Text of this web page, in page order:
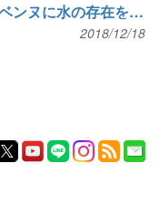
オシリス・レックス、早速ベンヌに水の存在を確認
2018/12/18